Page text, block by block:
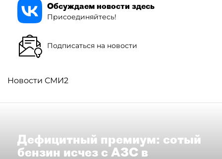
Обсуждаем новости здесь
Присоединяйтесь!
Подписаться на новости
Новости СМИ2
Дефицитный премиум: сотый
бензин исчез с АЗС в